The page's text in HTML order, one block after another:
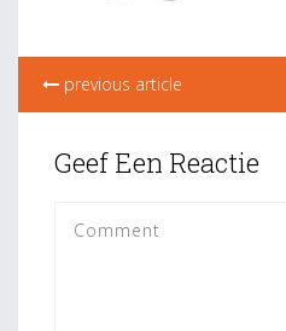
previous article
Geef Een Reactie